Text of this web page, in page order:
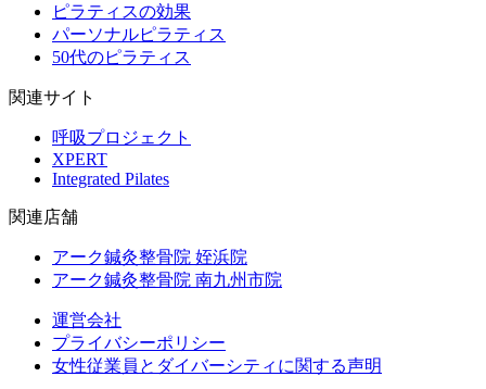
ピラティスの効果
パーソナルピラティス
50代のピラティス
関連サイト
呼吸プロジェクト
XPERT
Integrated Pilates
関連店舗
アーク鍼灸整骨院 姪浜院
アーク鍼灸整骨院 南九州市院
運営会社
プライバシーポリシー
女性従業員とダイバーシティに関する声明